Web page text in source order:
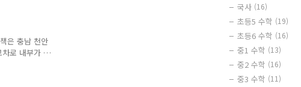
은 충남 천안
로 내부가 천
도를 걷습
도를 건너면
국사 (16)
초등5 수학 (19)
초등6 수학 (16)
중1 수학 (13)
중2 수학 (16)
중3 수학 (11)